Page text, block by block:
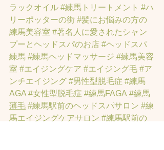
ラックオイル #練馬トリートメント #ハ
リーポッターの街 #髪にお悩みの方の
練馬美容室 #著名人に愛されたシャン
プーとヘッドスパのお店 #ヘッドスパ
練馬 #練馬ヘッドマッサージ #練馬美容
室 #エイジングケア #エイジング毛 #ア
ンチエイジング #男性型脱毛症 #練馬
AGA #女性型脱毛症 #練馬FAGA #練馬
薄毛 #練馬駅前のヘッドスパサロン #練
馬エイジングケアサロン #練馬駅前の